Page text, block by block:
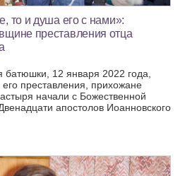
то и душа его с нами»:
преставления отца
12 января 2022 года,
преставления, прихожане
начали с Божественной
апостолов Иоанновского